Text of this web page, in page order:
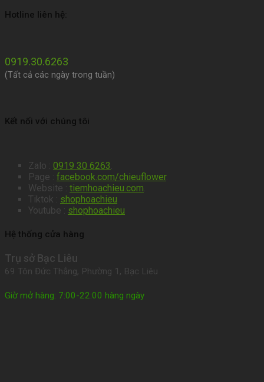
Hotline liên hệ:
0919.30.6263
(Tất cả các ngày trong tuần)
Kết nối với chúng tôi
Zalo : 0919 30 6263.
Page : facebook.com/chieuflower.
Website : tiemhoachieu.com.
Tiktok : shophoachieu
Youtube : shophoachieu
Hệ thống cửa hàng
Trụ sở Bạc Liêu
69 Tôn Đức Thắng, Phường 1, Bạc Liêu
Giờ mở hàng: 7:00-22:00 hàng ngày